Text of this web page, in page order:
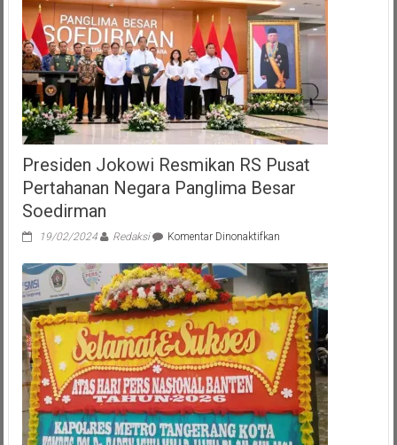
Presiden Jokowi Resmikan RS Pusat
Pertahanan Negara Panglima Besar
Soedirman
19/02/2024 Redaksi Komentar Dinonaktifkanpada
Jokowi
Resmikan
RS
Pusat
Pertahanan
Negara
Panglima
Besar
Soedirman